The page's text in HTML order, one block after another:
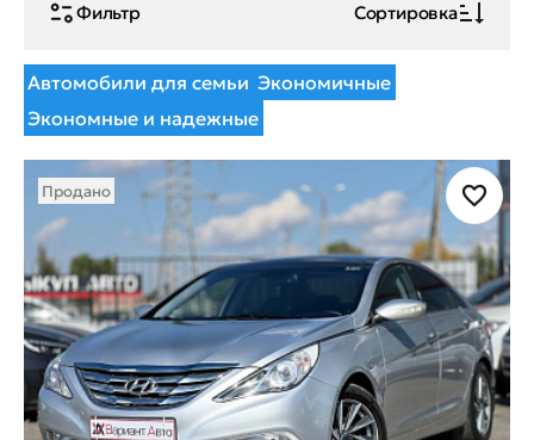
Фильтр Сортировка
Автомобили для семьи Экономичные
Экономные и надежные
Продано